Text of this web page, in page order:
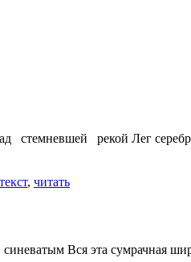
стемневшей рекой Лег
текст, читать
Вся эта сумрачная